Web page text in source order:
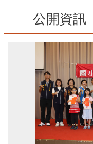
公開資訊